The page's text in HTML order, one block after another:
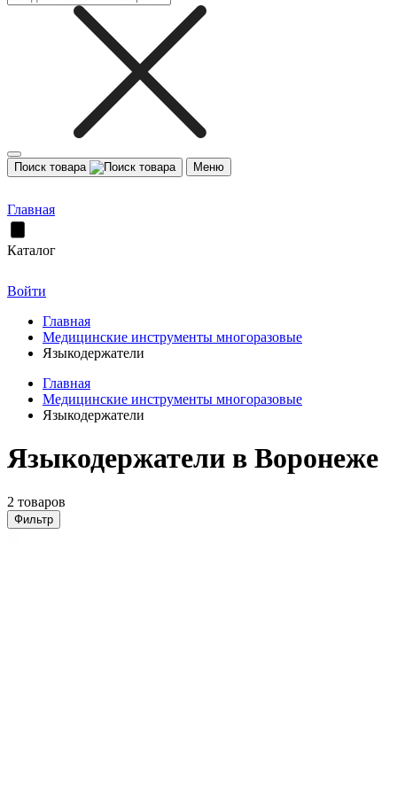
Поиск товара Меню
Главная
Каталог
Войти
Главная
Медицинские инструменты многоразовые
Языкодержатели
Главная
Медицинские инструменты многоразовые
Языкодержатели
Языкодержатели в Воронеже
2 товаров
Фильтр